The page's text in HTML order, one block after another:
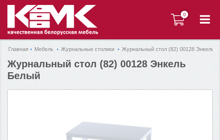
0
0
Главная Мебель Журнальные столики Журнальный стол (82) 00128 Энкель
Журнальный стол (82) 00128 Энкель
Белый